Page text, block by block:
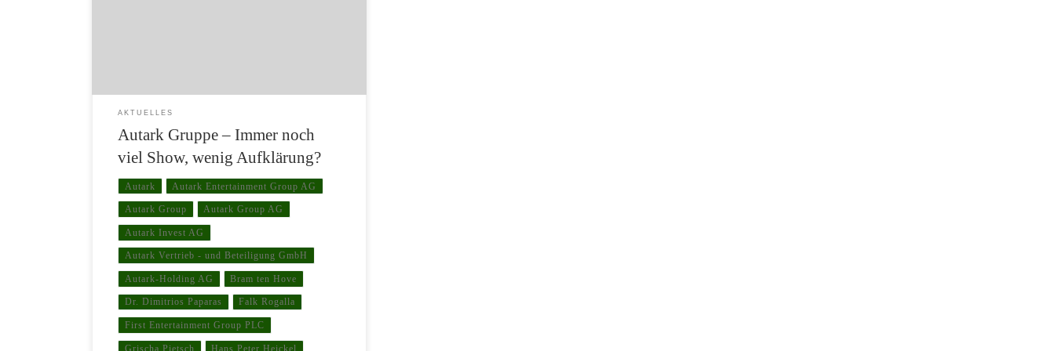
AKTUELLES
Autark Gruppe – Immer noch
viel Show, wenig Aufklärung?
Autark Autark Entertainment Group AG
Autark Group Autark Group AG
Autark Invest AG
Autark Vertrieb - und Beteiligung GmbH
Autark-Holding AG Bram ten Hove
Dr. Dimitrios Paparas Falk Rogalla
First Entertainment Group PLC
Grischa Pietsch Hans Peter Heickel